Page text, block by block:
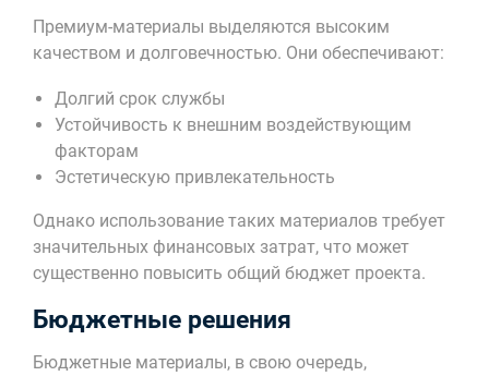
Премиум-материалы выделяются высоким
качеством и долговечностью. Они обеспечивают:
Долгий срок службы
Устойчивость к внешним воздействующим
факторам
Эстетическую привлекательность
Однако использование таких материалов требует
значительных финансовых затрат, что может
существенно повысить общий бюджет проекта.
Бюджетные решения
Бюджетные материалы, в свою очередь,